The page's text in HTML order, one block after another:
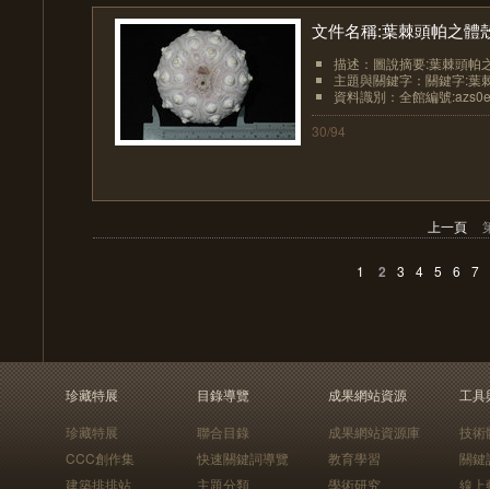
文件名稱:葉棘頭帕之體
描述：圖說摘要:葉棘頭帕
主題與關鍵字：關鍵字:葉
資料識別：全館編號
30/94
上一頁
1 2 3 4 5 6 7
珍藏特展
珍藏特展
CCC創作集
建築排排站
目錄導覽
聯合目錄
快速關鍵詞導覽
主題分類
成果網站資源
成果網站資源庫
教育學習
學術研究
工具
技術
關鍵
線上